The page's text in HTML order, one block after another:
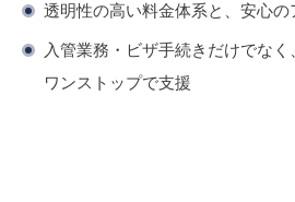
透明性の高い料金体系と、安心の
入管業務・ビザ手続きだけでな
ワンストップで支援